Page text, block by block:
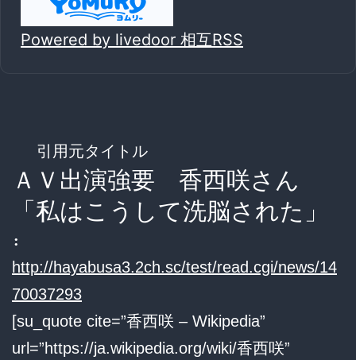
Powered by livedoor 相互RSS
引用元タイトル
ＡＶ出演強要 香西咲さん
「私はこうして洗脳された」
:
http://hayabusa3.2ch.sc/test/read.cgi/news/14
70037293
[su_quote cite=”香西咲 – Wikipedia”
url=”https://ja.wikipedia.org/wiki/香西咲”